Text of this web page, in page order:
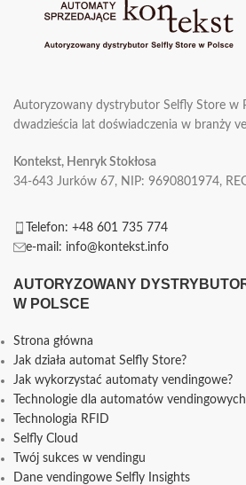
Autoryzowany dystrybutor Selfly Store w
dwadzieścia lat doświadczenia w branży
Kontekst, Henryk Stokłosa
34-643 Jurków 67, NIP: 9690801974,
Telefon: +48 601 735 774
e-mail: info@kontekst.info
AUTORYZOWANY
W POLSCE
Strona główna
Jak działa automat Selfly Store?
Jak wykorzystać automaty vendingowe?
Technologie dla automatów vendingowych
Technologia RFID
Selfly Cloud
Twój sukces w vendingu
Dane vendingowe Selfly Insights